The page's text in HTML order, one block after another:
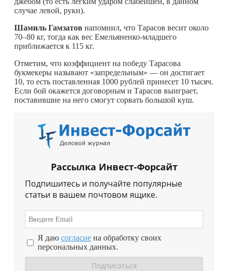
случае левой, руки).
Шамиль Гамзатов напомнил, что Тарасов весит около
70–80 кг, тогда как вес Емельяненко-младшего
приближается к 115 кг.
Отметим, что коэффициент на победу Тарасова
букмекеры называют «запредельным» — он достигает
10, то есть поставленная 1000 рублей принесет 10 тысяч.
Если бой окажется договорным и Тарасов выиграет,
поставившие на него смогут сорвать большой куш.
Рассылка Инвест-Форсайт
Подпишитесь и получайте популярные
статьи в вашем почтовом ящике.
Я даю согласие на обработку своих
персональных данных.